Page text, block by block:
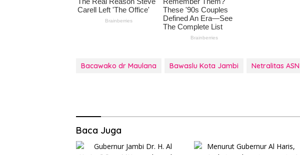
Bacawako dr Maulana Bawaslu Kota Jambi Netralitas ASN
Baca Juga